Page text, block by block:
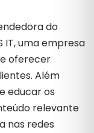
do
IT, uma empresa
oferecer
Além
educar os
relevante
nas redes